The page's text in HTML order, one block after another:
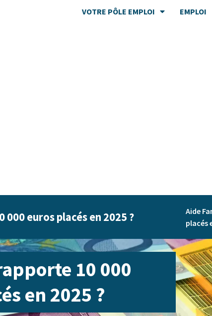
VOTRE PÔLE EMPLOI EMPLOI
euros placés en 2025 ? Aide
placés
10 000
en 2025 ?